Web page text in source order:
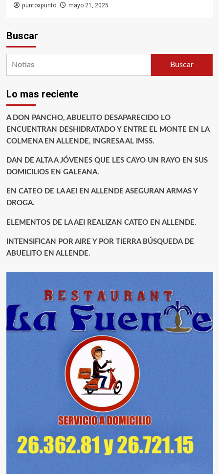
puntoxpunto mayo 21, 2025
Buscar
Buscar
Lo mas reciente
A DON PANCHO, ABUELITO DESAPARECIDO LO
ENCUENTRAN DESHIDRATADO Y ENTRE EL MONTE EN LA
COLMENA EN ALLENDE, INGRESA AL IMSS.
DAN DE ALTA A JÓVENES QUE LES CAYO UN RAYO EN SUS
DOMICILIOS EN GALEANA.
EN CATEO DE LA AEI EN ALLENDE ASEGURAN ARMAS Y
DROGA.
ELEMENTOS DE LA AEI REALIZAN CATEO EN ALLENDE.
INTENSIFICAN POR AIRE Y POR TIERRA BÚSQUEDA DE
ABUELITO EN ALLENDE.